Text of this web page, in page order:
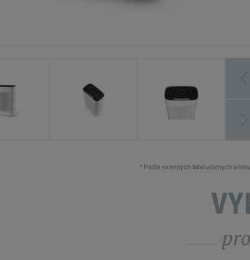
* Podľa externých laboratórnych